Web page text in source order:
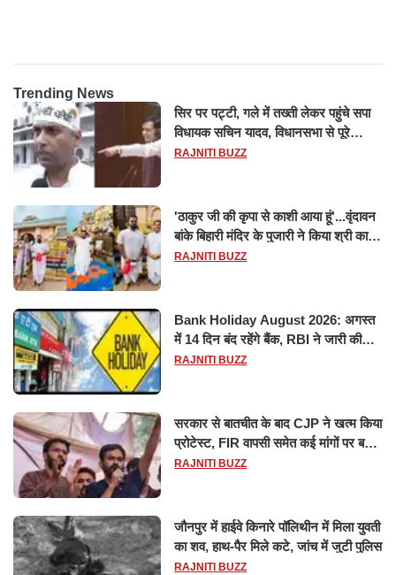
Trending News
सिर पर पट्टी, गले में तख्ती लेकर पहुंचे सपा
विधायक सचिन यादव, विधानसभा से पूरे
मानसून सत्र के लिए किया गया निलंबित
RAJNITI BUZZ
'ठाकुर जी की कृपा से काशी आया हूं'...वृंदावन
बांके बिहारी मंदिर के पुजारी ने किया श्री काशी
विश्वनाथ का जलाभिषेक
RAJNITI BUZZ
Bank Holiday August 2026: अगस्त
में 14 दिन बंद रहेंगे बैंक, RBI ने जारी की
छुट्टियों की लिस्ट​​​​​​​
RAJNITI BUZZ
सरकार से बातचीत के बाद CJP ने खत्म किया
प्रोटेस्ट, FIR वापसी समेत कई मांगों पर बनी
सहमति
RAJNITI BUZZ
जौनपुर में हाईवे किनारे पॉलिथीन में मिला युवती
का शव, हाथ-पैर मिले कटे, जांच में जुटी पुलिस
RAJNITI BUZZ